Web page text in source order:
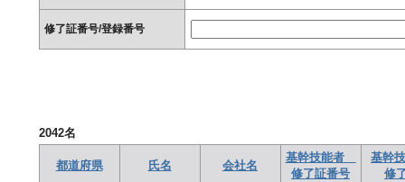
修了証番号/登録番号
2042名
都道府県 氏名 会社名
基幹技能者
修了証番号
基幹
修